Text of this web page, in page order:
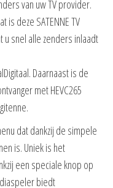
van uw TV provider.
is deze SATENNE TV
u snel alle zenders inlaadt
Daarnaast is de
met HEVC265
dat dankzij de simpele
is. Uniek is het
een speciale knop op
biedt